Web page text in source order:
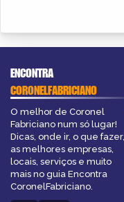
ENCONTRA
CORONELFABRICIANO
O melhor de Coronel
Fabriciano num só lugar!
Dicas, onde ir, o que fazer,
as melhores empresas,
locais, serviços e muito
mais no guia Encontra
CoronelFabriciano.